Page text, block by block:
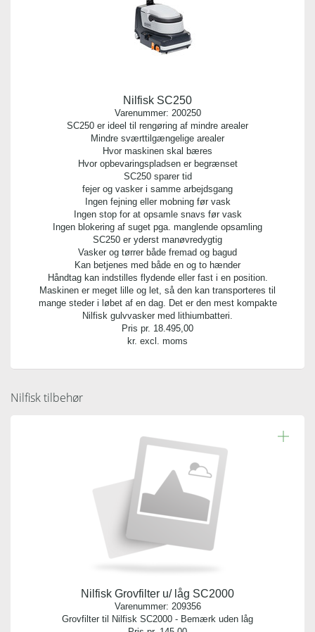
Vægt gram:
0.030 gr
Producent:
Antal pr. palle:
0
Kvalitet:
plast
Indhold:
1 stk.
Nilfisk SC250
Varenummer: 200250
SC250 er ideel til rengøring af mindre arealer
Mindre sværttilgængelige arealer
Hvor maskinen skal bæres
Hvor opbevaringspladsen er begrænset
SC250 sparer tid
fejer og vasker i samme arbejdsgang
Ingen fejning eller mobning før vask
Ingen stop for at opsamle snavs før vask
Ingen blokering af suget pga. manglende opsamling
SC250 er yderst manøvredygtig
Vasker og tørrer både fremad og bagud
Kan betjenes med både en og to hænder
Håndtag kan indstilles flydende eller fast i en position.
Maskinen er meget lille og let, så den kan transporteres til
mange steder i løbet af en dag. Det er den mest kompakte
Nilfisk gulvvasker med lithiumbatteri.
Pris pr. 18.495,00
kr. excl. moms
Nilfisk tilbehør
Nilfisk Grovfilter u/ låg SC2000
Varenummer: 209356
Grovfilter til Nilfisk SC2000 - Bemærk uden låg